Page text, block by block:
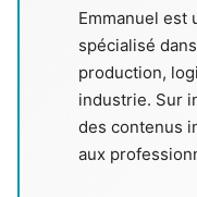
Emmanuel est
spécialisé
production,
industrie. Sur
des contenus
aux